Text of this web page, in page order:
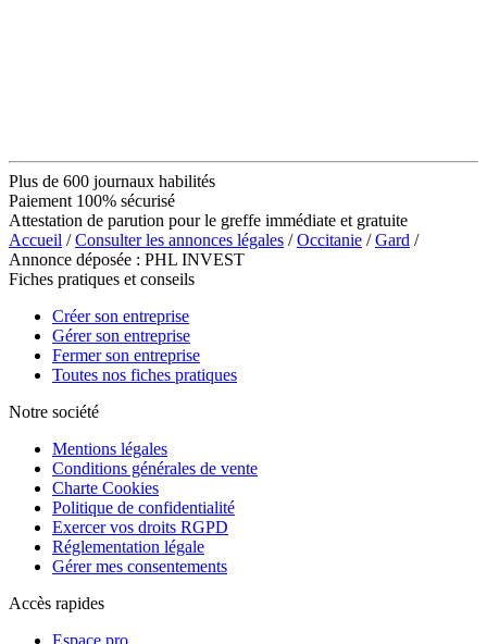
Plus de 600 journaux habilités
Paiement 100% sécurisé
Attestation de parution pour le greffe immédiate et gratuite
Accueil /Consulter les annonces légales /Occitanie /Gard /
Annonce déposée : PHL INVEST
Fiches pratiques et conseils
Créer son entreprise
Gérer son entreprise
Fermer son entreprise
Toutes nos fiches pratiques
Notre société
Mentions légales
Conditions générales de vente
Charte Cookies
Politique de confidentialité
Exercer vos droits RGPD
Réglementation légale
Gérer mes consentements
Accès rapides
Espace pro